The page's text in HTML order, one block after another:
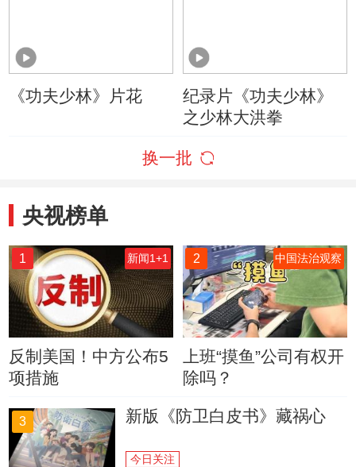
《功夫少林》片花
纪录片《功夫少林》
之少林大洪拳
换一批
央视榜单
1 新闻1+1
反制美国！中方公布5
项措施
2 中国法治观察
上班“摸鱼”公司有权开
除吗？
3 新版《防卫白皮书》藏祸心
今日关注